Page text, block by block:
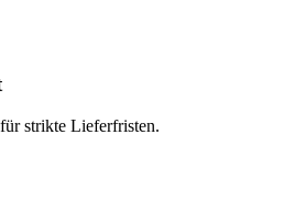
strikte Lieferfristen.